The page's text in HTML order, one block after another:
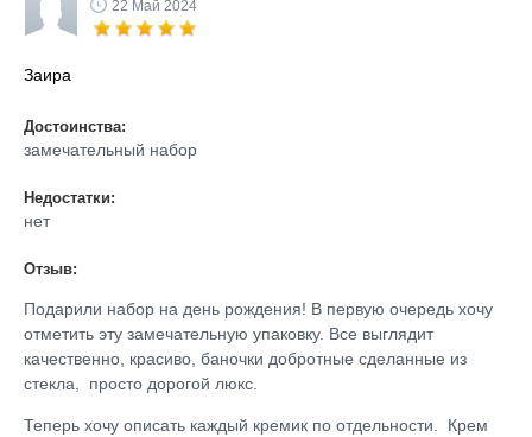
22 Май 2024
Заира
Достоинства:
замечательный набор
Недостатки:
нет
Отзыв:
Подарили набор на день рождения! В первую очередь хочу
отметить эту замечательную упаковку. Все выглядит
качественно, красиво, баночки добротные сделанные из
стекла, просто дорогой люкс.
Теперь хочу описать каждый кремик по отдельности. Крем